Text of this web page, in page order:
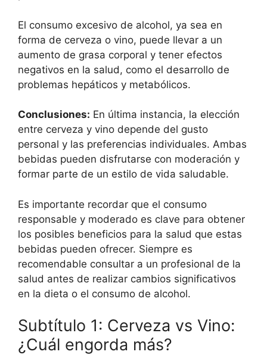
El consumo excesivo de alcohol, ya sea en
forma de cerveza o vino, puede llevar a un
aumento de grasa corporal y tener efectos
negativos en la salud, como el desarrollo de
problemas hepáticos y metabólicos.
Conclusiones: En última instancia, la elección
entre cerveza y vino depende del gusto
personal y las preferencias individuales. Ambas
bebidas pueden disfrutarse con moderación y
formar parte de un estilo de vida saludable.
Es importante recordar que el consumo
responsable y moderado es clave para obtener
los posibles beneficios para la salud que estas
bebidas pueden ofrecer. Siempre es
recomendable consultar a un profesional de la
salud antes de realizar cambios significativos
en la dieta o el consumo de alcohol.
Subtítulo 1: Cerveza vs Vino:
¿Cuál engorda más?